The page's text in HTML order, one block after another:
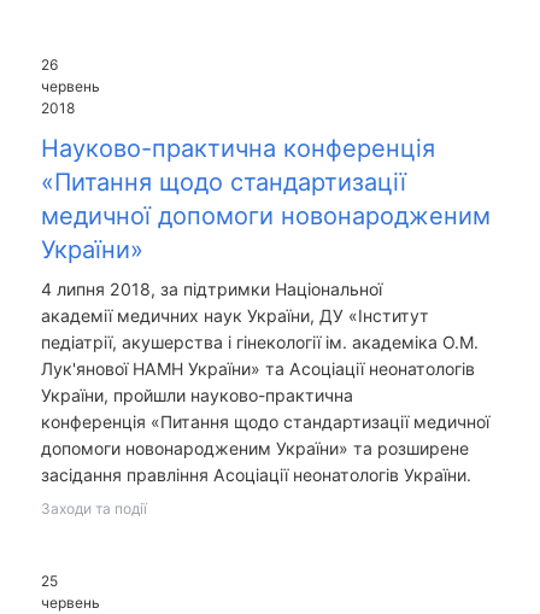
26
червень
2018
Науково-практична конференція
«Питання щодо стандартизації
медичної допомоги новонародженим
України»
4 липня 2018, за підтримки Національної
академії медичних наук України, ДУ «Інститут
педіатрії, акушерства і гінекології ім. академіка О.М.
Лук'янової НАМН України» та Асоціації неонатологів
України, пройшли науково-практична
конференція «Питання щодо стандартизації медичної
допомоги новонародженим України» та розширене
засідання правління Асоціації неонатологів України.
Заходи та події
25
червень